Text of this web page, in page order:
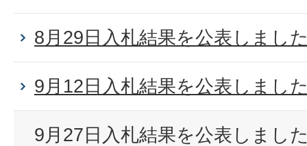
8月29日入札結果を公表しまし
9月12日入札結果を公表しまし
9月27日入札結果を公表しまし